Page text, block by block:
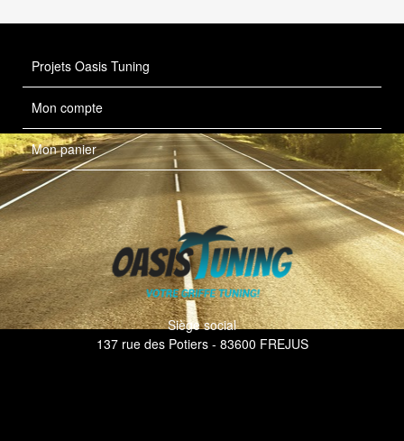
Projets Oasis Tuning
Mon compte
Mon panier
Siège social
137 rue des Potiers - 83600 FREJUS